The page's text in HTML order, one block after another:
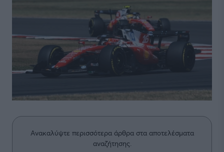
Ανακαλύψτε περισσότερα άρθρα στα αποτελέσματα
αναζήτησης.